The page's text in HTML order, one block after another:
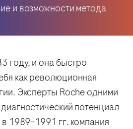
и возможности метода
году, и она быстро
как революционная
Эксперты Roche одними
потенциал
1989–1991 гг. компания